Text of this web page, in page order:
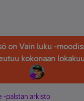
on Vain luku -
kokonaan
-palstan arkisto